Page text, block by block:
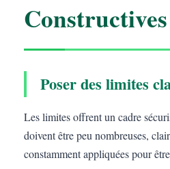
Constructives
Poser des limites
Les limites offrent un cadre
doivent être peu nombreuses,
constamment appliquées pour